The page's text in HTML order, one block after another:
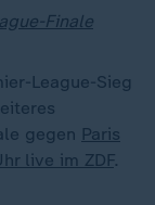
Finale
League-Sieg
gegen Paris
live im ZDF.